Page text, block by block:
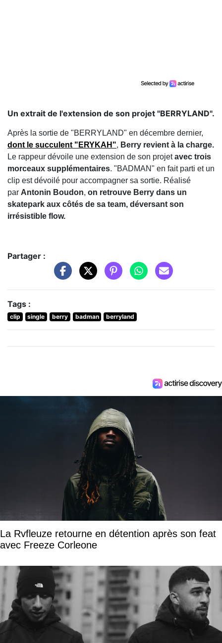
Un extrait de l'extension de son projet "BERRYLAND".
Après la sortie de "BERRYLAND" en décembre dernier,
dont le succulent "ERYKAH", Berry revient à la charge.
Le rappeur dévoile une extension de son projetavec trois
morceaux supplémentaires. "BADMAN" en fait parti et un
clip est dévoilé pour accompagner sa sortie. Réalisé
par Antonin Boudon, on retrouve Berry dans un
skatepark aux côtés de sa team, déversant son
irrésistible flow.
Partager :
Tags :
clip single berry badman berryland
La Rvfleuze retourne en détention après son feat
avec Freeze Corleone